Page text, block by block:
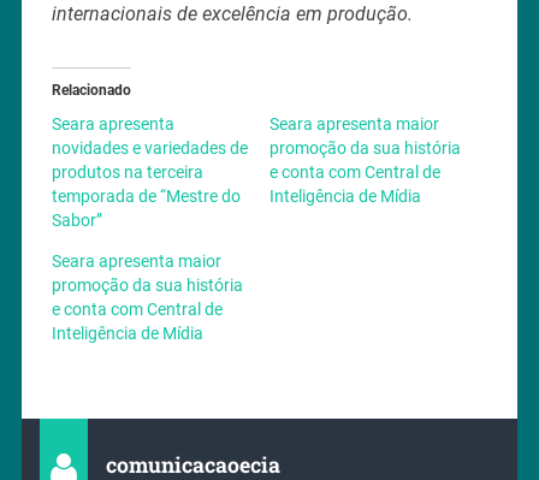
internacionais de excelência em produção.
Relacionado
Seara apresenta
novidades e variedades de
produtos na terceira
temporada de “Mestre do
Sabor”
Seara apresenta maior
promoção da sua história
e conta com Central de
Inteligência de Mídia
Seara apresenta maior
promoção da sua história
e conta com Central de
Inteligência de Mídia
comunicacaoecia